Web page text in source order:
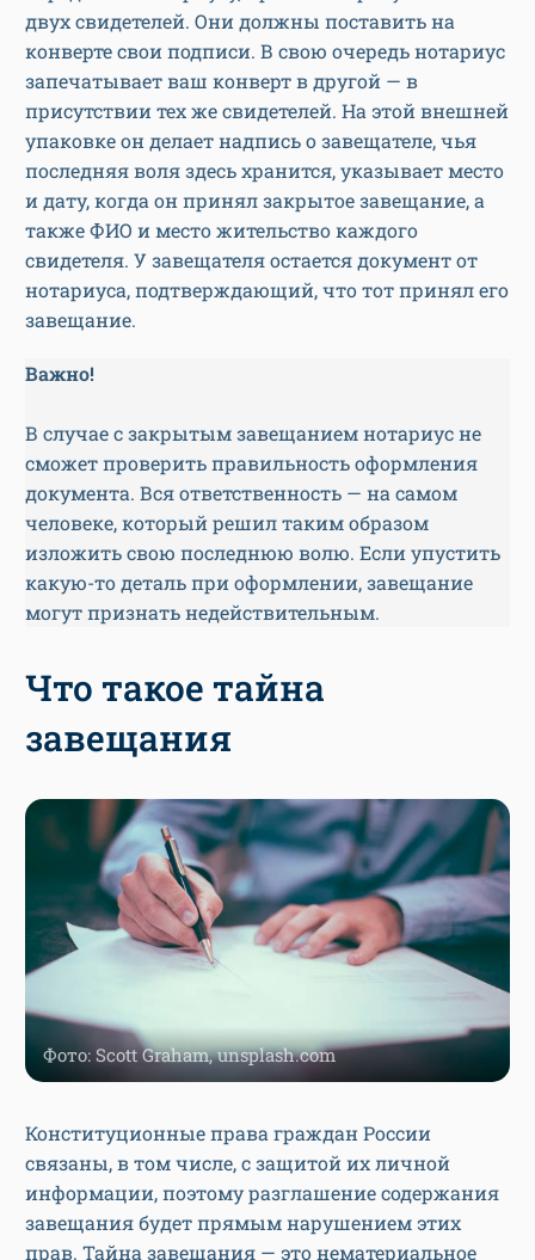
двух свидетелей. Они должны поставить на
конверте свои подписи. В свою очередь нотариус
запечатывает ваш конверт в другой — в
присутствии тех же свидетелей. На этой внешней
упаковке он делает надпись о завещателе, чья
последняя воля здесь хранится, указывает место
и дату, когда он принял закрытое завещание, а
также ФИО и место жительство каждого
свидетеля. У завещателя остается документ от
нотариуса, подтверждающий, что тот принял его
завещание.
Важно!
В случае с закрытым завещанием нотариус не
сможет проверить правильность оформления
документа. Вся ответственность — на самом
человеке, который решил таким образом
изложить свою последнюю волю. Если упустить
какую-то деталь при оформлении, завещание
могут признать недействительным.
Что такое тайна
завещания
Фото: Scott Graham, unsplash.com
Конституционные права граждан России
связаны, в том числе, с защитой их личной
информации, поэтому разглашение содержания
завещания будет прямым нарушением этих
прав. Тайна завещания — это нематериальное